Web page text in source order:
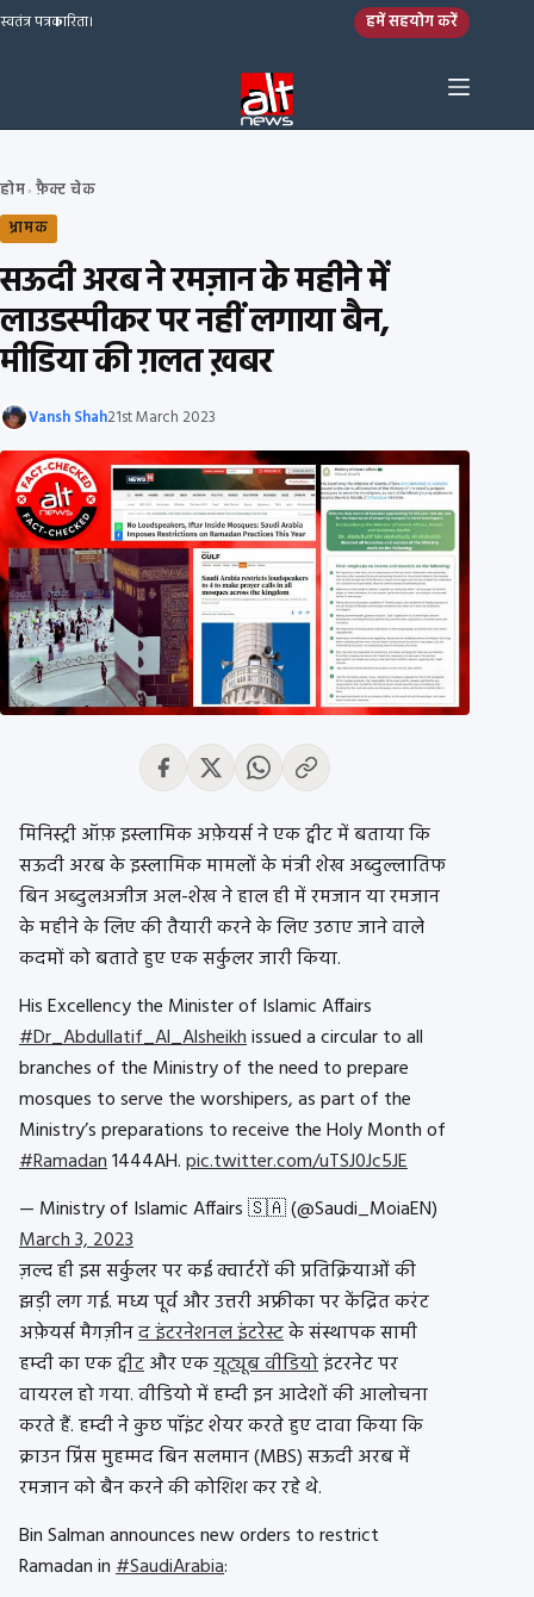
Skip to content
स्वतंत्र पत्रकारिता। हमें सहयोग करें
होम› फ़ैक्ट चेक
भ्रामक
सऊदी अरब ने रमज़ान के महीने में
लाउडस्पीकर पर नहीं लगाया बैन,
मीडिया की ग़लत ख़बर
Vansh Shah21st March 2023
मिनिस्ट्री ऑफ़ इस्लामिक अफ़ेयर्स ने एक ट्वीट में बताया कि
सऊदी अरब के इस्लामिक मामलों के मंत्री शेख अब्दुल्लातिफ
बिन अब्दुलअजीज अल-शेख ने हाल ही में रमजान या रमजान
के महीने के लिए की तैयारी करने के लिए उठाए जाने वाले
कदमों को बताते हुए एक सर्कुलर जारी किया.
His Excellency the Minister of Islamic Affairs
#Dr_Abdullatif_Al_Alsheikhissued a circular to all
branches of the Ministry of the need to prepare
mosques to serve the worshipers, as part of the
Ministry’s preparations to receive the Holy Month of
#Ramadan1444AH.pic.twitter.com/uTSJ0Jc5JE
— Ministry of Islamic Affairs 🇸🇦 (@Saudi_MoiaEN)
March 3, 2023
ज़ल्द ही इस सर्कुलर पर कईक्वार्टरों की प्रतिक्रियाओं की
झड़ी लग गई. मध्य पूर्व और उत्तरी अफ्रीका पर केंद्रित करंट
अफ़ेयर्स मैगज़ीनद इंटरनेशनल इंटरेस्टके संस्थापक सामी
हम्दी का एकट्वीटऔर एकयूट्यूब वीडियोइंटरनेट पर
वायरल हो गया. वीडियो में हम्दी इन आदेशों की आलोचना
करते हैं. हम्दी ने कुछ पॉइंट शेयर करते हुए दावा किया कि
क्राउन प्रिंस मुहम्मद बिन सलमान (MBS) सऊदी अरब में
रमजान को बैन करने की कोशिश कररहे थे.
Bin Salman announces new orders to restrict
Ramadan in#SaudiArabia: